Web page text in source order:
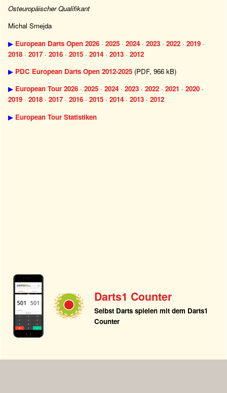
Osteuropäischer Qualifikant
Michal Smejda
▶ European Darts Open 2026 · 2025 · 2024 · 2023 · 2022 · 2019 ·
2018 · 2017 · 2016 · 2015 · 2014 · 2013 · 2012
▶ PDC European Darts Open 2012-2025 (PDF, 966 kB)
▶ European Tour 2026 · 2025 · 2024 · 2023 · 2022 · 2021 · 2020 ·
2019 · 2018 · 2017 · 2016 · 2015 · 2014 · 2013 · 2012
▶ European Tour Statistiken
Darts1 Counter
Selbst Darts spielen mit dem Darts1
Counter